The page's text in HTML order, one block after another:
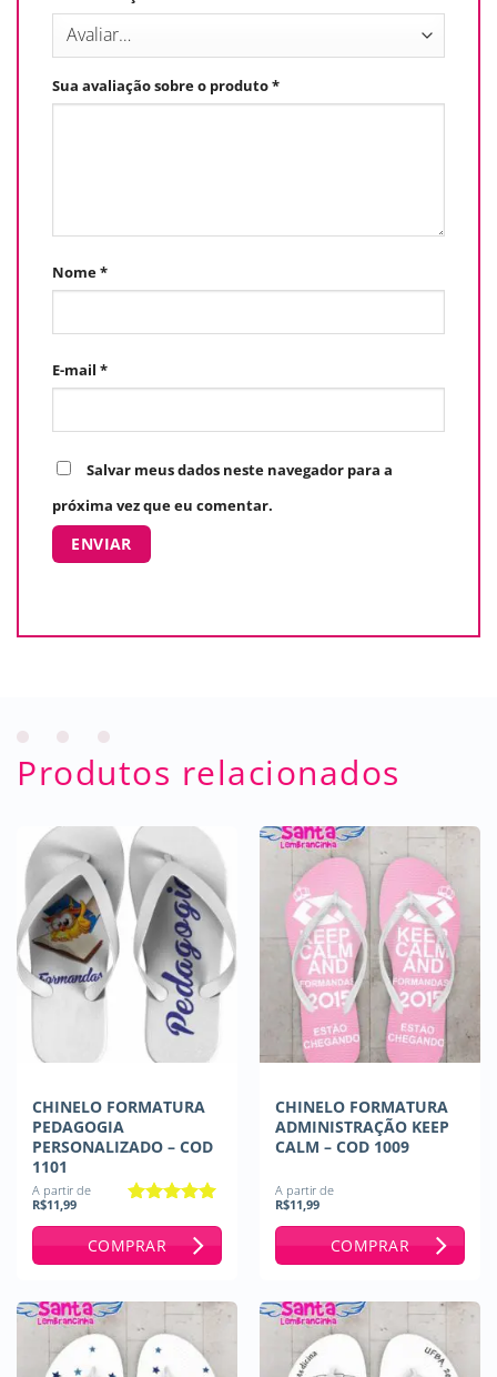
Sua avaliação sobre o produto*
Nome*
E-mail *
Salvar meus dados neste navegador para a
próxima vez que eu comentar.
Produtos relacionados
CHINELO FORMATURA
PEDAGOGIA
PERSONALIZADO – COD
1101
A partir de
R$11,99
COMPRAR
CHINELO FORMATURA
ADMINISTRAÇÃO KEEP
CALM – COD 1009
A partir de
R$11,99
COMPRAR